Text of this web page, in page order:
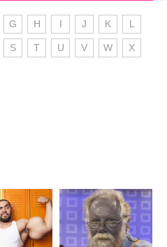
G H I J K L
S T U V W X